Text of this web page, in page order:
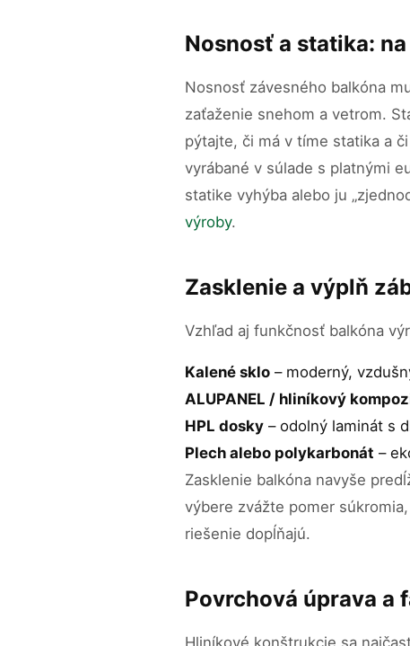
Nosnosť a statika:
Nosnosť závesného balkóna
zaťaženie snehom a vetrom.
pýtajte, či má v tíme statika a
vyrábané v súlade s platnými
statike vyhýba alebo ju
výroby.
Zasklenie a výplň
Vzhľad aj funkčnosť balkóna
Kalené sklo – moderný,
ALUPANEL / hliníkový
HPL dosky – odolný laminát s
Plech alebo polykarbonát –
Zasklenie balkóna navyše
výbere zvážte pomer
riešenie dopĺňajú.
Povrchová úprava a
Hliníkové konštrukcie sa